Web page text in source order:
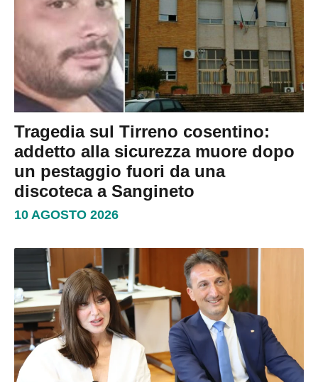
Tragedia sul Tirreno cosentino:
addetto alla sicurezza muore dopo
un pestaggio fuori da una
discoteca a Sangineto
10 AGOSTO 2026